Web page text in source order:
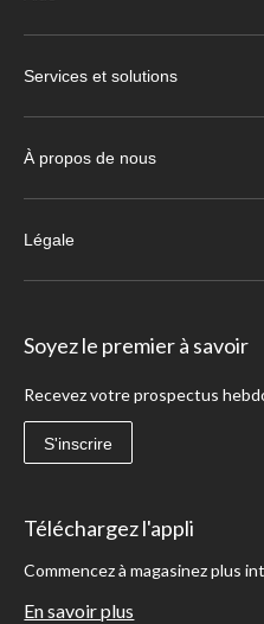
Services et solutions
À propos de nous
Légale
Soyez le premier à savoir
Recevez votre prospectus
S'inscrire
Téléchargez l'appli
Commencez à magasinez plus
En savoir plus